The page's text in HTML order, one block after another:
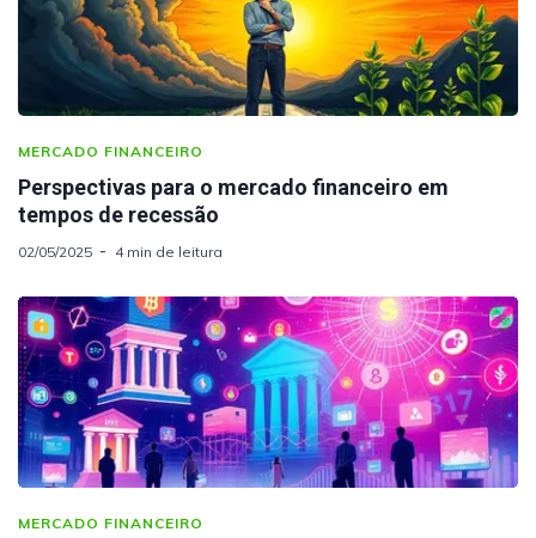
MERCADO FINANCEIRO
Perspectivas para o mercado financeiro em
tempos de recessão
02/05/2025 4 min de leitura
MERCADO FINANCEIRO